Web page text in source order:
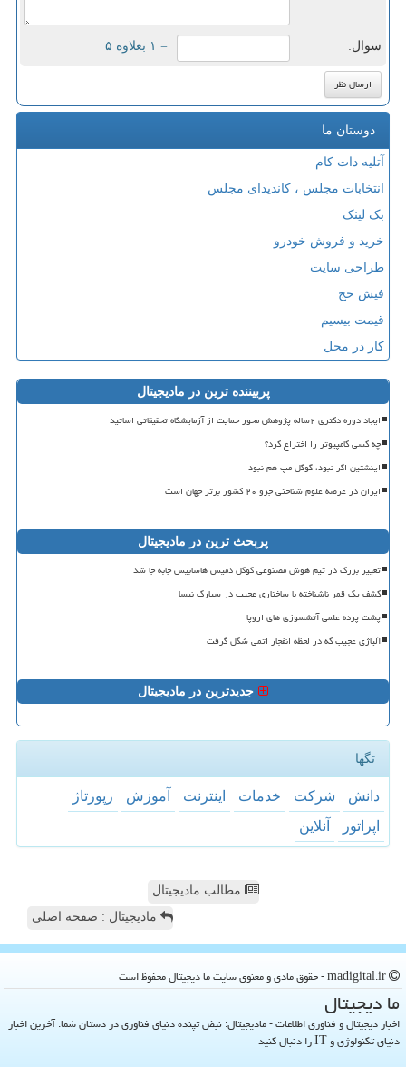
سوال: = ۱ بعلاوه ۵
دوستان ما
آتلیه دات کام
انتخابات مجلس ، کاندیدای مجلس
بک لینک
خرید و فروش خودرو
طراحی سایت
فیش حج
قیمت بیسیم
کار در محل
پربیننده ترین در مادیجیتال
ایجاد دوره دکتری ۲ساله پژوهش محور حمایت از آزمایشگاه تحقیقاتی اساتید
چه کسی کامپیوتر را اختراع کرد؟
اینشتین اگر نبود، گوگل مپ هم نبود
ایران در عرصه علوم شناختی جزو ۲۰ کشور برتر جهان است
پربحث ترین در مادیجیتال
تغییر بزرگ در تیم هوش مصنوعی گوگل دمیس هاسابیس جابه جا شد
کشف یک قمر ناشناخته با ساختاری عجیب در سیارک نیسا
پشت پرده علمی آتشسوزی های اروپا
آلیاژی عجیب که در لحظه انفجار اتمی شکل گرفت
جدیدترین در مادیجیتال
تگها
دانش شركت خدمات اینترنت آموزش
رپورتاژ
اپراتور
آنلاین
مطالب مادیجیتال
مادیجیتال : صفحه اصلی
ما دیجیتال
اخبار دیجیتال و فناوری اطلاعات - مادیجیتال: نبض تپنده دنیای فناوری در دستان شما. آخرین اخبار
دنیای تکنولوژی و IT را دنبال کنید